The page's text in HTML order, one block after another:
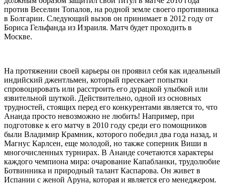
против Веселин Топалов, на родной земле своего противника
в Болгарии. Следующий вызов он принимает в 2012 году от
Бориса Гельфанда из Израиля. Матч будет проходить в
Москве.
На протяжении своей карьеры он проявил себя как идеальный
индийский джентльмен, который пресекает попытки
спровоцировать или расстроить его дурацкой улыбкой или
язвительной шуткой. Действительно, одной из основных
трудностей, стоящих перед его конкурентами является то, что
Ананда просто невозможно не любить! Например, при
подготовке к его матчу в 2010 году среди его помощников
были Владимир Крамник, которого победил два года назад, и
Магнус Карлсен, еще молодой, но также соперник Виши в
многочисленных турнирах. В Ананде сочетаются характеры
каждого чемпиона мира: очарование Капабланки, трудолюбие
Ботвинника и природный талант Каспарова. Он живет в
Испании с женой Аруна, которая и является его менеджером.